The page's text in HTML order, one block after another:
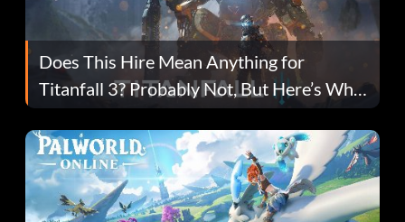
Does This Hire Mean Anything for
Titanfall 3? Probably Not, But Here’s Why
Fans Are Hopeful